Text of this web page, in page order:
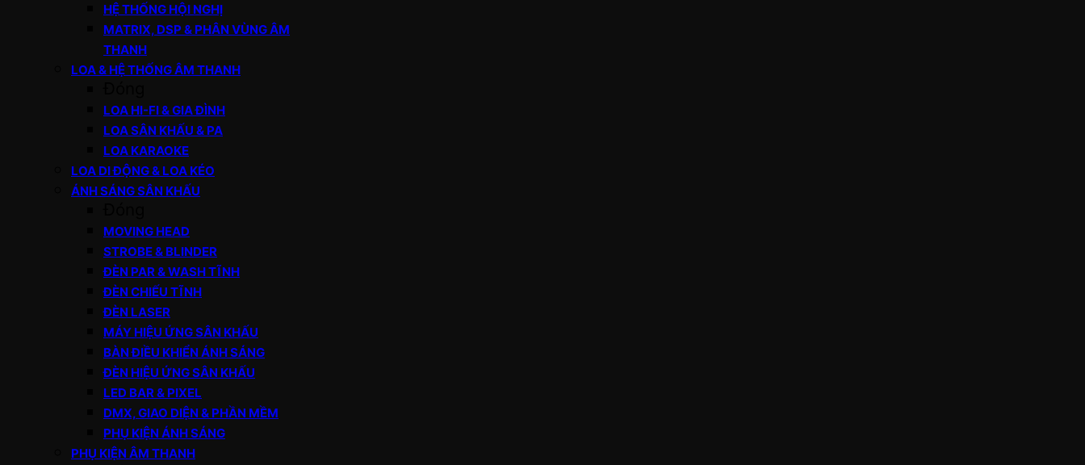
HỆ THỐNG HỘI NGHỊ
MATRIX, DSP & PHÂN VÙNG ÂM
THANH
LOA & HỆ THỐNG ÂM THANH
LOA HI-FI & GIA ĐÌNH
LOA SÂN KHẤU & PA
LOA KARAOKE
LOA DI ĐỘNG & LOA KÉO
ÁNH SÁNG SÂN KHẤU
MOVING HEAD
STROBE & BLINDER
ĐÈN PAR & WASH TĨNH
ĐÈN CHIẾU TĨNH
ĐÈN LASER
MÁY HIỆU ỨNG SÂN KHẤU
BÀN ĐIỀU KHIỂN ÁNH SÁNG
ĐÈN HIỆU ỨNG SÂN KHẤU
LED BAR & PIXEL
DMX, GIAO DIỆN & PHẦN MỀM
PHỤ KIỆN ÁNH SÁNG
PHỤ KIỆN ÂM THANH